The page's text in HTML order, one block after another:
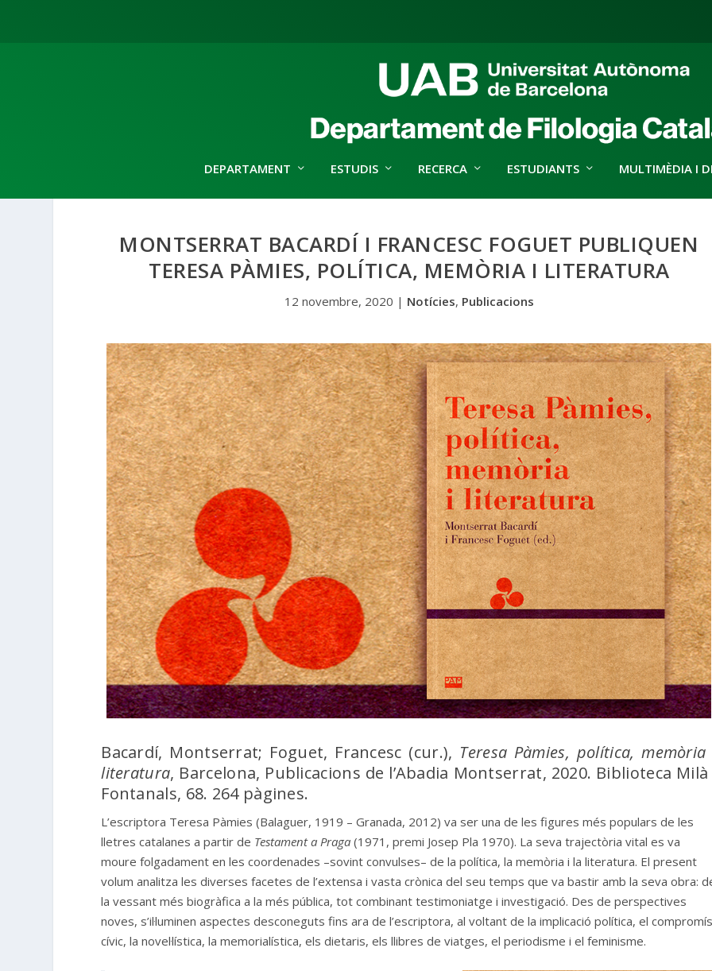
DEPARTAMENT ESTUDIS RECERCA ESTUDIANTS MULTIMÈDIA I
MONTSERRAT BACARDÍ I FRANCESC FOGUET PUBLIQUEN
TERESA PÀMIES, POLÍTICA, MEMÒRIA I LITERATURA
12 novembre, 2020 | Notícies, Publicacions
Bacardí, Montserrat; Foguet, Francesc (cur.), Teresa Pàmies, política,
literatura, Barcelona, Publicacions de l’Abadia Montserrat, 2020. Biblioteca
Fontanals, 68. 264 pàgines.
L’escriptora Teresa Pàmies (Balaguer, 1919 – Granada, 2012) va ser una de les figures més populars de les
lletres catalanes a partir de Testament a Praga(1971, premi Josep Pla 1970). La seva trajectòria vital es va
moure folgadament en les coordenades –sovint convulses– de la política, la memòria i la literatura. El present
volum analitza les diverses facetes de l’extensa i vasta crònica del seu temps que va bastir amb la seva obra:
la vessant més biogràfica a la més pública, tot combinant testimoniatge i investigació. Des de perspectives
noves, s’il·luminen aspectes desconeguts fins ara de l’escriptora, al voltant de la implicació política, el
cívic, la novel·lística, la memorialística, els dietaris, els llibres de viatges, el periodisme i el feminisme.